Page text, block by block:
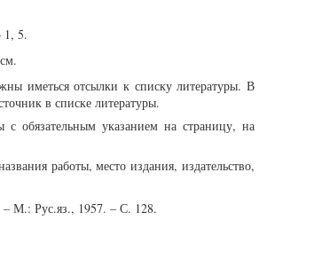
1, 5.
иметься отсылки к списку литературы. В
в списке литературы.
с обязательным указанием на страницу, на
работы, место издания, издательство,
М.: Рус.яз., 1957. – С. 128.